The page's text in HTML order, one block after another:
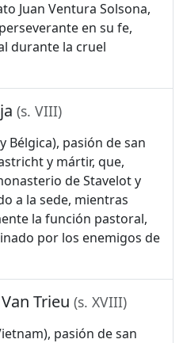
Juan Ventura Solsona,
en su fe,
durante la cruel
(s. VIII)
Bélgica), pasión de san
y mártir, que,
de Stavelot y
a la sede, mientras
la función pastoral,
por los enemigos de
Trieu (s. XVIII)
pasión de san